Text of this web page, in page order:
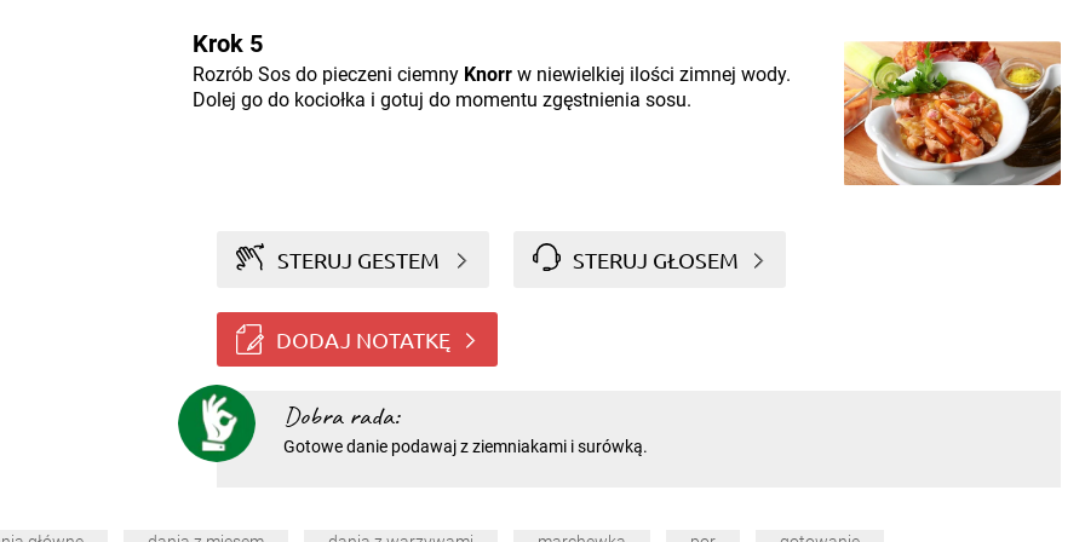
Krok 5
Rozrób Sos do pieczeni ciemny Knorrw niewielkiej ilości zimnej wody.
Dolej go do kociołka i gotuj do momentu zgęstnienia sosu.
STERUJ GESTEM STERUJ GŁOSEM
DODAJ NOTATKĘ
Dobra rada:
Gotowe danie podawaj z ziemniakami i surówką.